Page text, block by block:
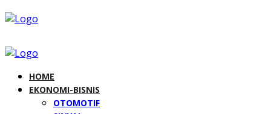
HOME
EKONOMI-BISNIS
OTOMOTIF